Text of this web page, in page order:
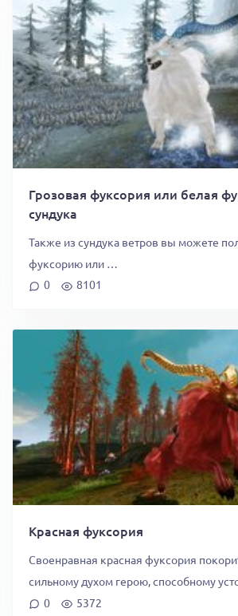
Грозовая фуксория или белая
сундука
Также из сундука ветров вы можете
фуксорию или …
0
8101
Красная фуксория
Своенравная красная фуксория
сильному духом герою, способному
0
5372